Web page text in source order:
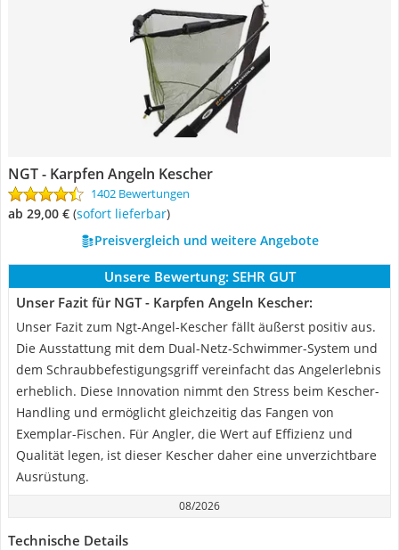
NGT - Karpfen Angeln Kescher
1402 Bewertungen
ab 29,00 € ( Sofort lieferbar)
Preisvergleich und weitere Angebote
Unsere Bewertung: SEHR GUT
Unser Fazit für NGT - Karpfen Angeln Kescher:
Unser Fazit zum Ngt-Angel-Kescher fällt äußerst positiv aus.
Die Ausstattung mit dem Dual-Netz-Schwimmer-System und
dem Schraubbefestigungsgriff vereinfacht das Angelerlebnis
erheblich. Diese Innovation nimmt den Stress beim Kescher-
Handling und ermöglicht gleichzeitig das Fangen von
Exemplar-Fischen. Für Angler, die Wert auf Effizienz und
Qualität legen, ist dieser Kescher daher eine unverzichtbare
Ausrüstung.
08/2026
Technische Details